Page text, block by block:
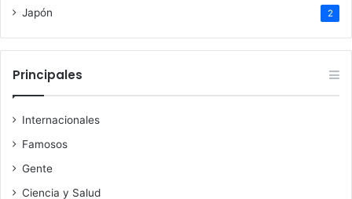
Japón 2
Principales
Internacionales
Famosos
Gente
Ciencia y Salud